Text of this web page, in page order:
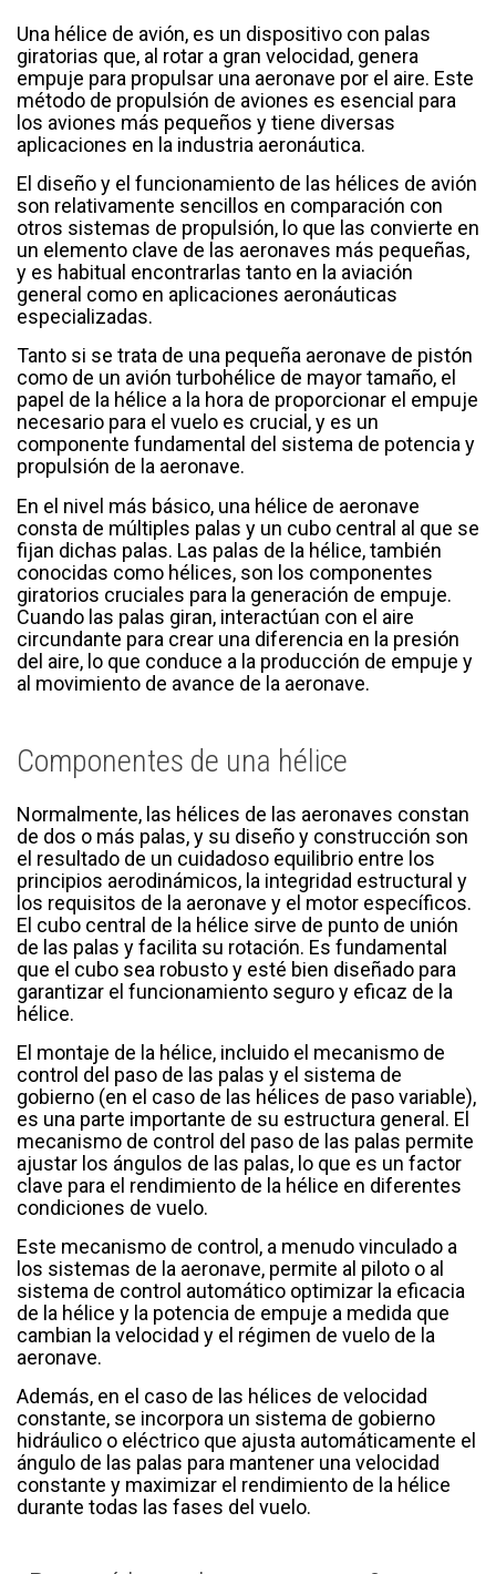
Una hélice de avión, es un dispositivo con palas
giratorias que, al rotar a gran velocidad, genera
empuje para propulsar una aeronave por el aire. Este
método de propulsión de aviones es esencial para
los aviones más pequeños y tiene diversas
aplicaciones en la industria aeronáutica.
El diseño y el funcionamiento de las hélices de avión
son relativamente sencillos en comparación con
otros sistemas de propulsión, lo que las convierte en
un elemento clave de las aeronaves más pequeñas,
y es habitual encontrarlas tanto en la aviación
general como en aplicaciones aeronáuticas
especializadas.
Tanto si se trata de una pequeña aeronave de pistón
como de un avión turbohélice de mayor tamaño, el
papel de la hélice a la hora de proporcionar el empuje
necesario para el vuelo es crucial, y es un
componente fundamental del sistema de potencia y
propulsión de la aeronave.
En el nivel más básico, una hélice de aeronave
consta de múltiples palas y un cubo central al que se
fijan dichas palas. Las palas de la hélice, también
conocidas como hélices, son los componentes
giratorios cruciales para la generación de empuje.
Cuando las palas giran, interactúan con el aire
circundante para crear una diferencia en la presión
del aire, lo que conduce a la producción de empuje y
al movimiento de avance de la aeronave.
Componentes de una hélice
Normalmente, las hélices de las aeronaves constan
de dos o más palas, y su diseño y construcción son
el resultado de un cuidadoso equilibrio entre los
principios aerodinámicos, la integridad estructural y
los requisitos de la aeronave y el motor específicos.
El cubo central de la hélice sirve de punto de unión
de las palas y facilita su rotación. Es fundamental
que el cubo sea robusto y esté bien diseñado para
garantizar el funcionamiento seguro y eficaz de la
hélice.
El montaje de la hélice, incluido el mecanismo de
control del paso de las palas y el sistema de
gobierno (en el caso de las hélices de paso variable),
es una parte importante de su estructura general. El
mecanismo de control del paso de las palas permite
ajustar los ángulos de las palas, lo que es un factor
clave para el rendimiento de la hélice en diferentes
condiciones de vuelo.
Este mecanismo de control, a menudo vinculado a
los sistemas de la aeronave, permite al piloto o al
sistema de control automático optimizar la eficacia
de la hélice y la potencia de empuje a medida que
cambian la velocidad y el régimen de vuelo de la
aeronave.
Además, en el caso de las hélices de velocidad
constante, se incorpora un sistema de gobierno
hidráulico o eléctrico que ajusta automáticamente el
ángulo de las palas para mantener una velocidad
constante y maximizar el rendimiento de la hélice
durante todas las fases del vuelo.